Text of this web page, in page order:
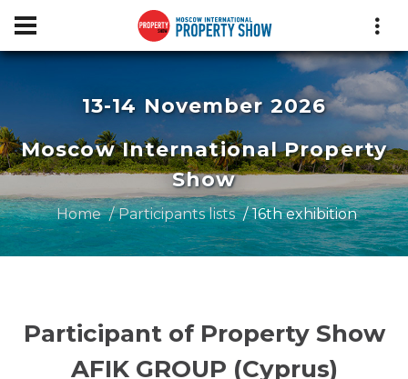
13-14 November 2026
Moscow International Property
Show
Home Participants lists 16th exhibition
Participant of Property Show
AFIK GROUP (Cyprus)